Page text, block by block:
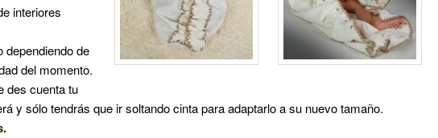
interiores
dependiendo de
del momento.
des cuenta tu
y sólo tendrás que ir soltando cinta para adaptarlo a su nuevo tamaño.